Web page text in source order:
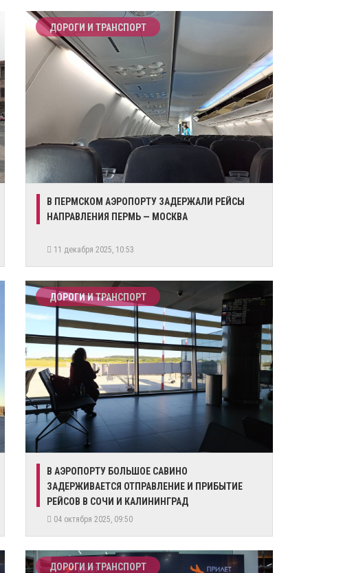
ДОРОГИ И ТРАНСПОРТ
В ПЕРМСКОМ АЭРОПОРТУ ЗАДЕРЖАЛИ РЕЙСЫ
НАПРАВЛЕНИЯ ПЕРМЬ — МОСКВА
11 декабря 2025, 10:53
ДОРОГИ И ТРАНСПОРТ
​В АЭРОПОРТУ БОЛЬШОЕ САВИНО
ЗАДЕРЖИВАЕТСЯ ОТПРАВЛЕНИЕ И ПРИБЫТИЕ
РЕЙСОВ В СОЧИ И КАЛИНИНГРАД
04 октября 2025, 09:50
ДОРОГИ И ТРАНСПОРТ